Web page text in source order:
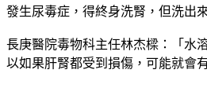
發生尿毒症，得終身洗腎，但洗出
長庚醫院毒物科主任林杰樑：「水
以如果肝腎都受到損傷，可能就會